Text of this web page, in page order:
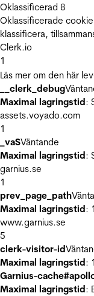
Oklassificerad 8
Oklassificerade
klassificera,
Clerk.io
1
Läs mer om den här
__clerk_debug
Maximal lagringstid:
assets.voyado.com
1
_vaSVäntande
Maximal lagringstid:
garnius.se
1
prev_page_path
Maximal lagringstid:
www.garnius.se
5
clerk-visitor-id
Maximal lagringstid:
Garnius-
Maximal lagringstid: